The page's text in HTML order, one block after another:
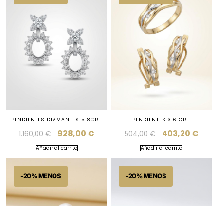
PENDIENTES DIAMANTES 5.8GR-
1.160,00 € 928,00 €
Añadir al carrito
PENDIENTES 3.6 GR-
504,00 € 403,20 €
Añadir al carrito